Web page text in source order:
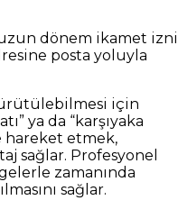
dönem ikamet izni
posta yoluyla
için
ya da “karşıyaka
hareket etmek,
sağlar. Profesyonel
zamanında
sağlar.